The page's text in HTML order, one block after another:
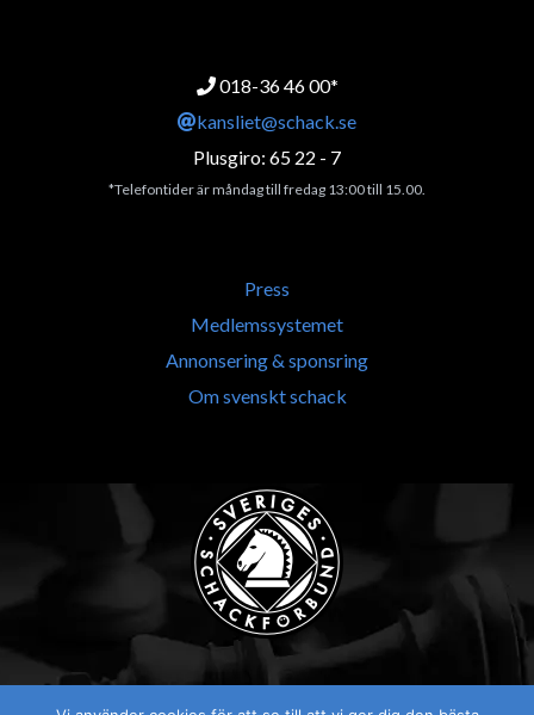
018-36 46 00*
kansliet@schack.se
Plusgiro: 65 22 - 7
*Telefontider är måndag till fredag 13:00 till 15.00.
Press
Medlemssystemet
Annonsering & sponsring
Om svenskt schack